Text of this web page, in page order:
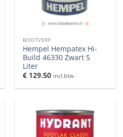
BOOTVERF
Hempel Hempatex Hi-
Build 46330 Zwart 5
Liter
€ 129.50 incl.btw.